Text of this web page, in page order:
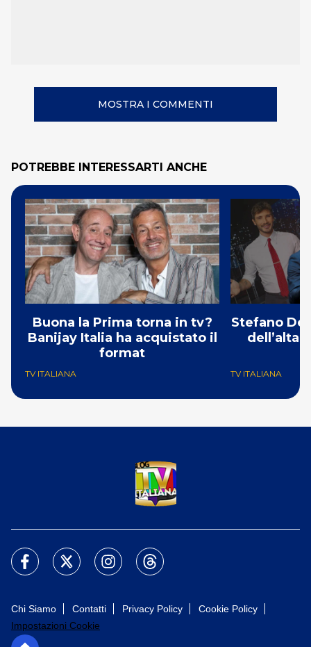
MOSTRA I COMMENTI
POTREBBE INTERESSARTI ANCHE
Buona la Prima torna in tv?
Banijay Italia ha acquistato il
format
TV ITALIANA
Stefano
TV ITALIANA
Chi Siamo Contatti Privacy Policy
Cookie Policy
Impostazioni Cookie